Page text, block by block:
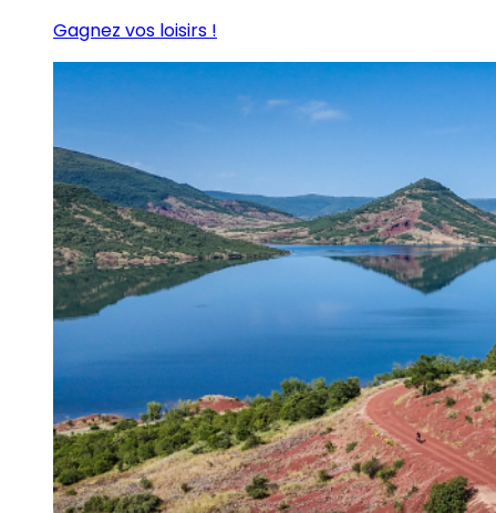
Gagnez vos loisirs !